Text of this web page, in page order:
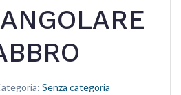
Senza categoria